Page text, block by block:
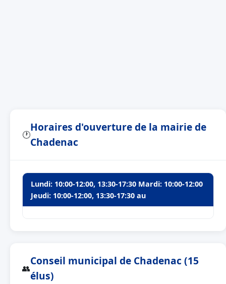
🕐
Horaires d'ouverture de la mairie de
Chadenac
Lundi: 10:00-12:00, 13:30-17:30 Mardi: 10:00-12:00
Jeudi: 10:00-12:00, 13:30-17:30 au
👥
Conseil municipal de Chadenac (15
élus)